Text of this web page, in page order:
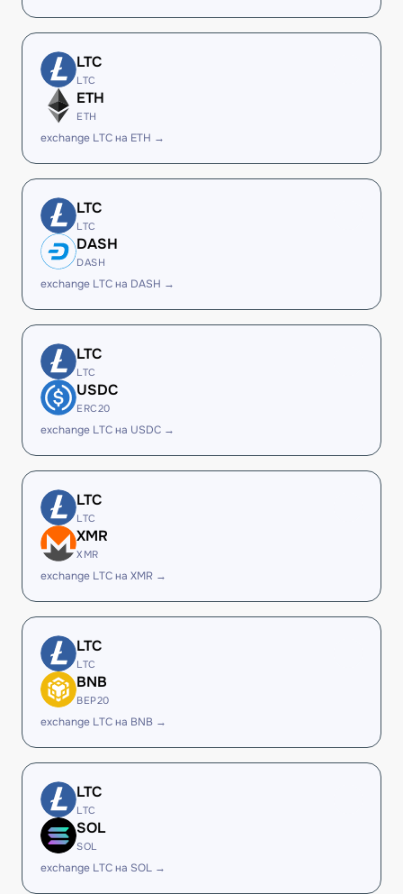
LTC
LTC
ETH
ETH
exchange LTC на ETH →
LTC
LTC
DASH
DASH
exchange LTC на DASH →
LTC
LTC
USDC
ERC20
exchange LTC на USDC →
LTC
LTC
XMR
XMR
exchange LTC на XMR →
LTC
LTC
BNB
BEP20
exchange LTC на BNB →
LTC
LTC
SOL
SOL
exchange LTC на SOL →